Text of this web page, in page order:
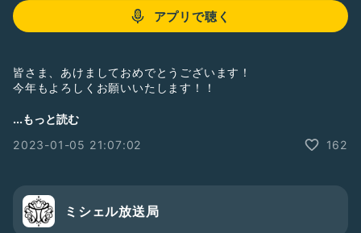
アプリで聴く
皆さま、あけましておめでとうございます！
今年もよろしくお願いいたします！！
新年一発め、私のお正月の過ごし方をお話ししました〜！
Twitter:@Mari _y0306
Instagram:@ymmryl
...もっと読む
2023-01-05 21:07:02
162
ミシェル放送局